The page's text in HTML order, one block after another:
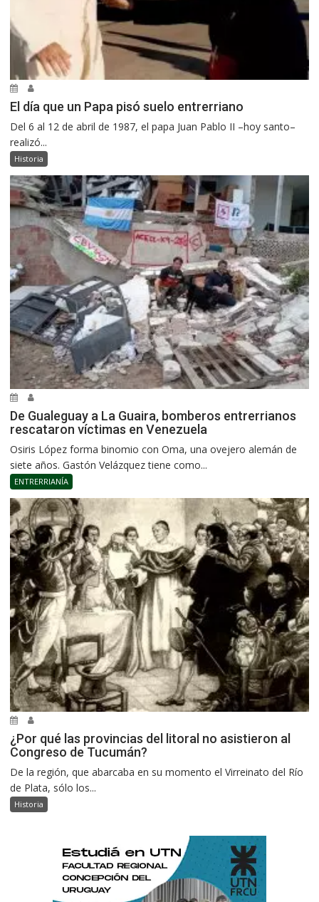
El día que un Papa pisó suelo entrerriano
Del 6 al 12 de abril de 1987, el papa Juan Pablo II –hoy santo–
realizó...
Historia
De Gualeguay a La Guaira, bomberos entrerrianos
rescataron víctimas en Venezuela
Osiris López forma binomio con Oma, una ovejero alemán de
siete años. Gastón Velázquez tiene como...
ENTRERRIANÍA
¿Por qué las provincias del litoral no asistieron al
Congreso de Tucumán?
De la región, que abarcaba en su momento el Virreinato del Río
de Plata, sólo los...
Historia